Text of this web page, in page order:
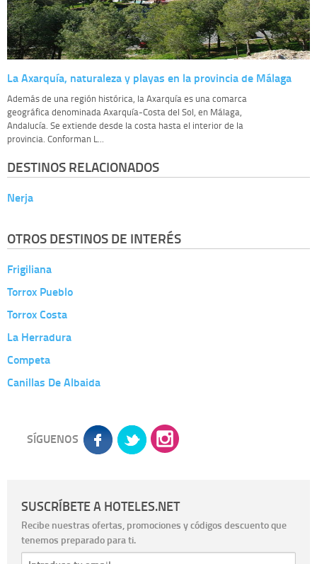
La Axarquía, naturaleza y playas en la provincia de Málaga
Además de una región histórica, la Axarquía es una comarca
geográfica denominada Axarquía-Costa del Sol, en Málaga,
Andalucía. Se extiende desde la costa hasta el interior de la
provincia. Conforman L...
DESTINOS RELACIONADOS
Nerja
OTROS DESTINOS DE INTERÉS
Frigiliana
Torrox Pueblo
Torrox Costa
La Herradura
Competa
Canillas De Albaida
SÍGUENOS
SUSCRÍBETE A HOTELES.NET
Recibe nuestras ofertas, promociones y códigos descuento que
tenemos preparado para ti.